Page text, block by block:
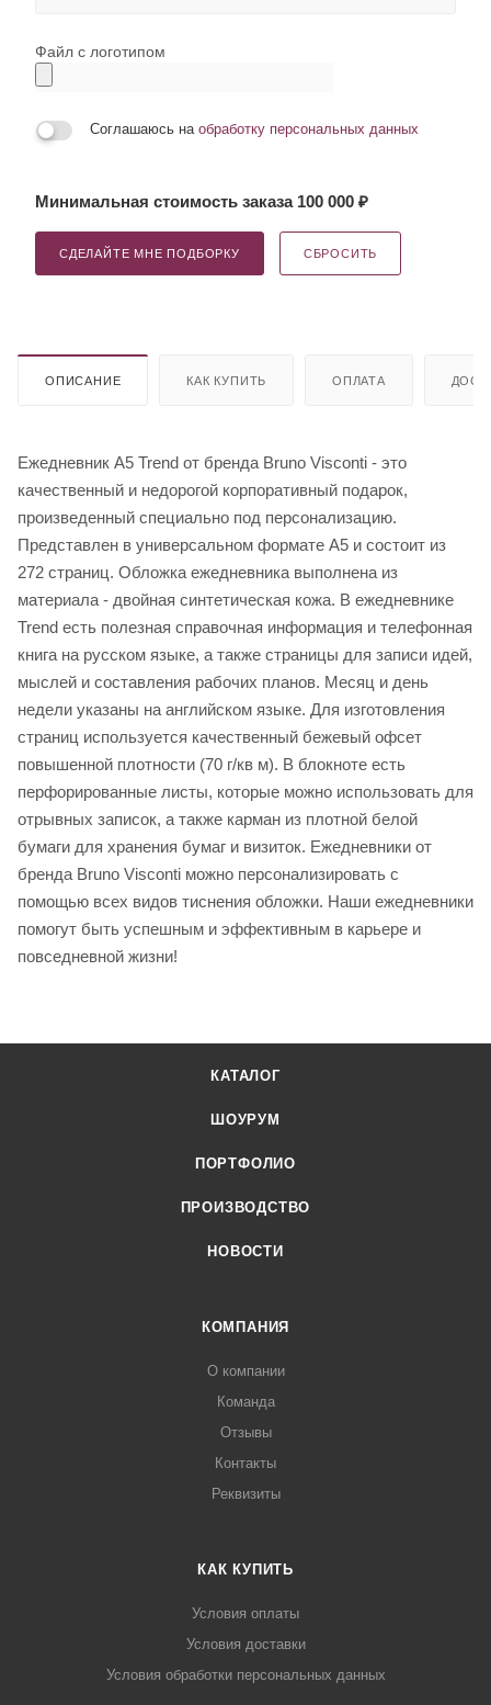
Файл с логотипом
Соглашаюсь на обработку персональных данных
Минимальная стоимость заказа 100 000 ₽
СДЕЛАЙТЕ МНЕ ПОДБОРКУ СБРОСИТЬ
ОПИСАНИЕ КАК КУПИТЬ ОПЛАТА
Ежедневник А5 Trend от бренда Bruno Visconti - это
качественный и недорогой корпоративный подарок,
произведенный специально под персонализацию.
Представлен в универсальном формате А5 и состоит из
272 страниц. Обложка ежедневника выполнена из
материала - двойная синтетическая кожа. В ежедневнике
Trend есть полезная справочная информация и телефонная
книга на русском языке, а также страницы для записи идей,
мыслей и составления рабочих планов. Месяц и день
недели указаны на английском языке. Для изготовления
страниц используется качественный бежевый офсет
повышенной плотности (70 г/кв м). В блокноте есть
перфорированные листы, которые можно использовать для
отрывных записок, а также карман из плотной белой
бумаги для хранения бумаг и визиток. Ежедневники от
бренда Bruno Visconti можно персонализировать с
помощью всех видов тиснения обложки. Наши ежедневники
помогут быть успешным и эффективным в карьере и
повседневной жизни!
КАТАЛОГ
ШОУРУМ
ПОРТФОЛИО
ПРОИЗВОДСТВО
НОВОСТИ
КОМПАНИЯ
О компании
Команда
Отзывы
Контакты
Реквизиты
КАК КУПИТЬ
Условия оплаты
Условия доставки
Условия обработки персональных данных